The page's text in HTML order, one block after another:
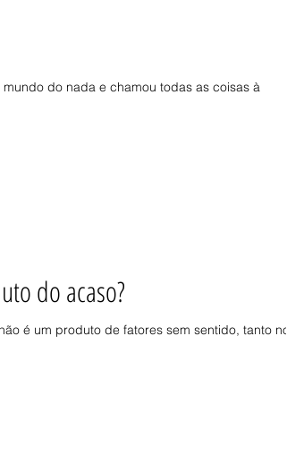
do nada e chamou todas as coisas à
do acaso?
é um produto de fatores sem sentido, tanto no